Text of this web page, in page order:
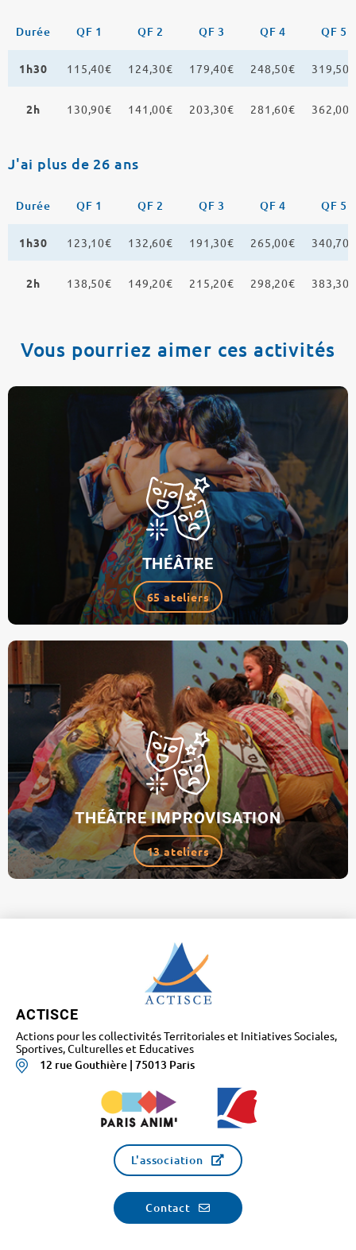
Durée QF 1 QF 2 QF 3 QF 4 QF 5
1h30 115,40€ 124,30€ 179,40€ 248,50€ 319,50€
2h 130,90€ 141,00€ 203,30€ 281,60€ 362,00€
J'ai plus de 26 ans
Durée QF 1 QF 2 QF 3 QF 4 QF 5
1h30 123,10€ 132,60€ 191,30€ 265,00€ 340,70€
2h 138,50€ 149,20€ 215,20€ 298,20€ 383,30€
Vous pourriez aimer ces activités
THÉÂTRE
65 ateliers
THÉÂTRE IMPROVISATION
13 ateliers
ACTISCE
Actions pour les collectivités Territoriales et Initiatives Sociales,
Sportives, Culturelles et Educatives
12 rue Gouthière | 75013 Paris
L'association
Contact